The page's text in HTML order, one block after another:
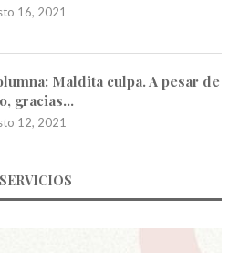
16, 2021
Maldita culpa. A pesar de
gracias…
12, 2021
SERVICIOS